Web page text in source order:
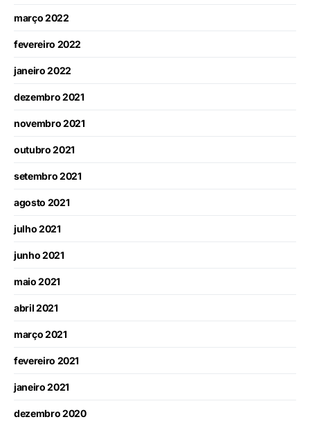
março 2022
fevereiro 2022
janeiro 2022
dezembro 2021
novembro 2021
outubro 2021
setembro 2021
agosto 2021
julho 2021
junho 2021
maio 2021
abril 2021
março 2021
fevereiro 2021
janeiro 2021
dezembro 2020